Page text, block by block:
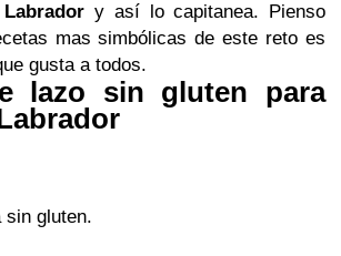
y así lo capitanea. Pienso
mas simbólicas de este reto es
gusta a todos.
lazo sin gluten para
sin gluten.